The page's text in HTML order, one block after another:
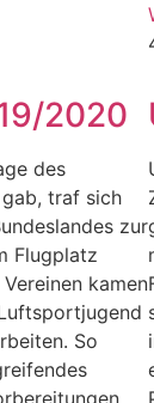
2020
des
traf sich
zur
Flugplatz
kamen
So